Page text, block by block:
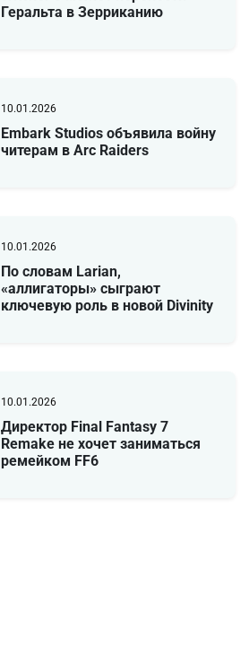
Геральта в Зерриканию
10.01.2026
Embark Studios объявила войну
читерам в Arc Raiders
10.01.2026
По словам Larian,
«аллигаторы» сыграют
ключевую роль в новой Divinity
10.01.2026
Директор Final Fantasy 7
Remake не хочет заниматься
ремейком FF6